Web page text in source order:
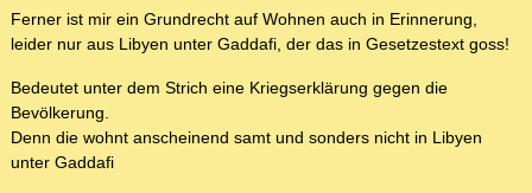
Ferner ist mir ein Grundrecht auf Wohnen auch in Erinnerung,
leider nur aus Libyen unter Gaddafi, der das in Gesetzestext goss!
Bedeutet unter dem Strich eine Kriegserklärung gegen die
Bevölkerung.
Denn die wohnt anscheinend samt und sonders nicht in Libyen
unter Gaddafi